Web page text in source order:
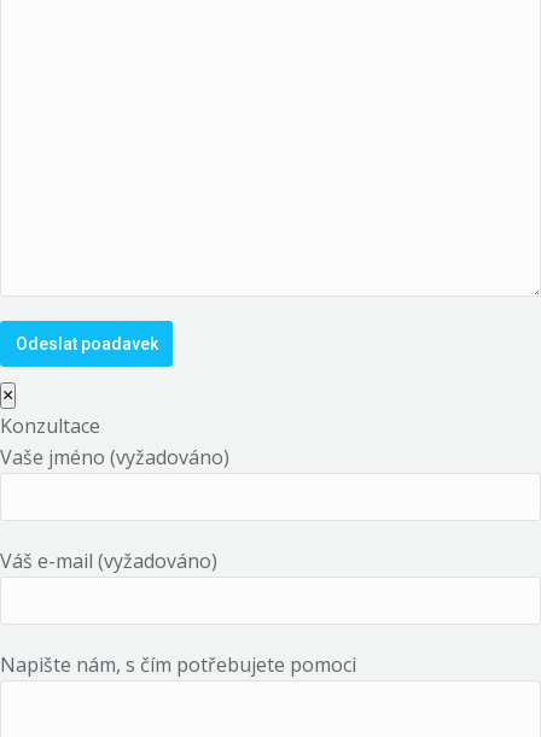
×
Konzultace
Vaše jméno (vyžadováno)
Váš e-mail (vyžadováno)
Napište nám, s čím potřebujete pomoci